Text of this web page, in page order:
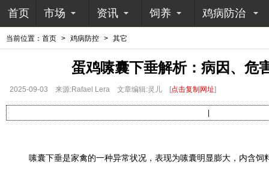
首页 市场 资讯 饲养 鸡病防治
当前位置： 首页 > 鸡病防控 > 其它
蛋鸡嗉囊下垂解析：病因、危
2025-09-03 来源:Rafael Lera 文章编辑:灵儿 [点击复制网址]
嗉囊下垂是家禽的一种异常状况，表现为嗉囊明显膨大，内含饲